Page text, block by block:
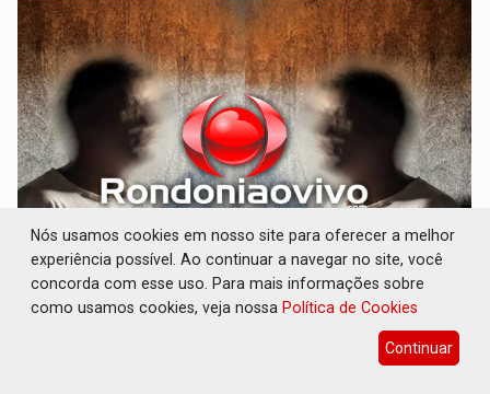
VULGO 'UNIÃO': Chefe de facção criminosa é
preso durante operação policial
Nós usamos cookies em nosso site para oferecer a melhor
experiência possível. Ao continuar a navegar no site, você
concorda com esse uso. Para mais informações sobre
como usamos cookies, veja nossa Política de Cookies
Continuar